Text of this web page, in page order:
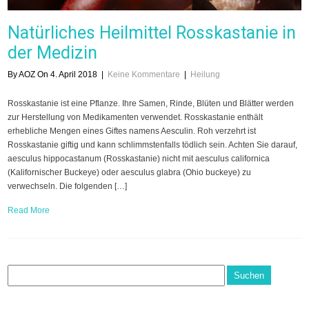
Natürliches Heilmittel Rosskastanie in
der Medizin
By AOZ On 4. April 2018 | Keine Kommentare | Heilung
Rosskastanie ist eine Pflanze. Ihre Samen, Rinde, Blüten und Blätter werden
zur Herstellung von Medikamenten verwendet. Rosskastanie enthält
erhebliche Mengen eines Giftes namens Aesculin. Roh verzehrt ist
Rosskastanie giftig und kann schlimmstenfalls tödlich sein. Achten Sie darauf,
aesculus hippocastanum (Rosskastanie) nicht mit aesculus californica
(Kalifornischer Buckeye) oder aesculus glabra (Ohio buckeye) zu
verwechseln. Die folgenden […]
Read More